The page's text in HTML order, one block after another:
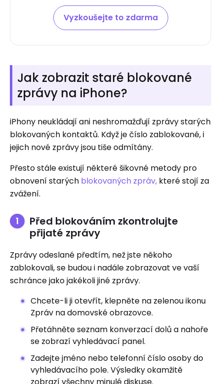
Vyzkoušejte to zdarma
Jak zobrazit staré blokované
zprávy na iPhone?
iPhony neukládají ani neshromažďují zprávy starých
blokovaných kontaktů. Když je číslo zablokované, i
jejich nové zprávy jsou tiše odmítány.
Přesto stále existují některé šikovné metody pro
obnovení starých blokovaných zpráv, které stojí za
zvážení.
Před blokováním zkontrolujte
přijaté zprávy
Zprávy odeslané předtím, než jste někoho
zablokovali, se budou i nadále zobrazovat ve vaší
schránce jako jakékoli jiné zprávy.
Chcete-li ji otevřít, klepněte na zelenou ikonu
Zpráv na domovské obrazovce.
Přetáhněte seznam konverzací dolů a nahoře
se zobrazí vyhledávací panel.
Zadejte jméno nebo telefonní číslo osoby do
vyhledávacího pole. Výsledky okamžitě